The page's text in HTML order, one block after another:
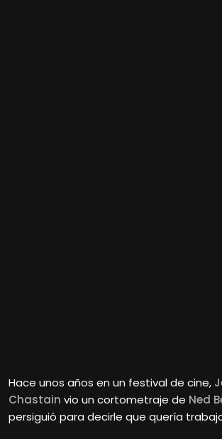
Hace unos años en un festival de cine,
Chastain vio un cortometraje de Ned
persiguió para decirle que quería